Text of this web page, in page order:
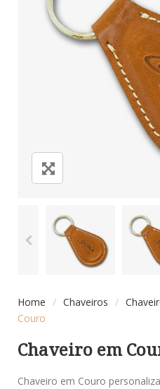
Home / Chaveiros /
Couro
Chaveiro em
Chaveiro em Couro